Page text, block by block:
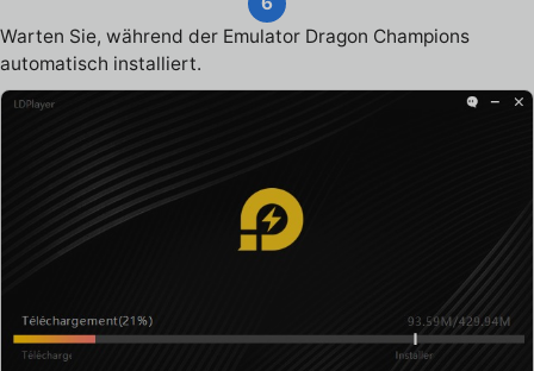
Warten Sie, während der Emulator Dragon Champions
automatisch installiert.